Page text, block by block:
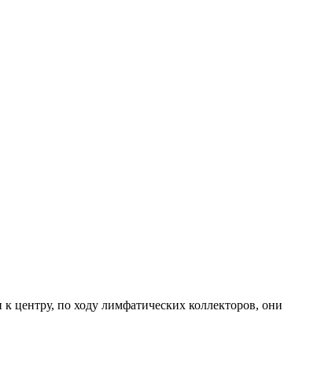
центру, по ходу лимфатических коллекторов, они